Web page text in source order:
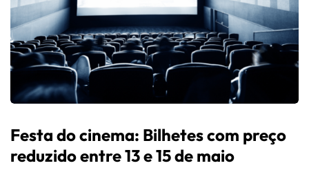
Festa do cinema: Bilhetes com preço
reduzido entre 13 e 15 de maio